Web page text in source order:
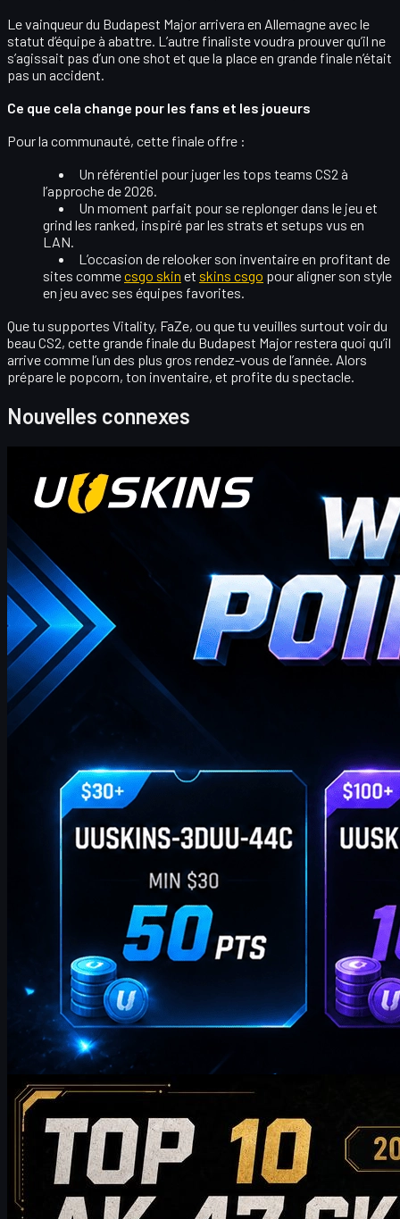
Le vainqueur du Budapest Major arrivera en Allemagne avec le
statut d’équipe à abattre. L’autre finaliste voudra prouver qu’il ne
s’agissait pas d’un one shot et que la place en grande finale n’était
pas un accident.
Ce que cela change pour les fans et les joueurs
Pour la communauté, cette finale offre :
Un référentiel pour juger les tops teams CS2 à
l’approche de 2026.
Un moment parfait pour se replonger dans le jeu et
grind les ranked, inspiré par les strats et setups vus en
LAN.
L’occasion de relooker son inventaire en profitant de
sites commecsgo skin et skins csgo pour aligner son style
en jeu avec ses équipes favorites.
Que tu supportes Vitality, FaZe, ou que tu veuilles surtout voir du
beau CS2, cette grande finale du Budapest Major restera quoi qu’il
arrive commel’un des plus gros rendez-vous de l’année. Alors
prépare le popcorn, ton inventaire, et profite du spectacle.
Nouvelles connexes
Codes de points cadeaux UUSKINS de cette semaine
Les codes bonus hebdomadaires UUSKINS (20-26 avril) offrent
des points cadeaux supplémentaires sur les commandes
éligibles (30 à 1000 $). À échanger dans l'historique des achats.
La plateforme propose plus de 2 millions d'annonces, une
livraison rapide, des transactions sécurisées et des points
automatiques sur les achats. Points supplémentaires via
pointage quotidien, invitations ou codes bonus.
avril 20, 2026
William Miller
Counter-Strike 2mai 19, 2026
Top 10 des skins AK-47 à acheter en 2026 : des
choix économiques aux recommandations pour
collectionneurs
Découvrez le top 10 des skins AK-47 à acheter en 2026, des
options abordables aux choix haut de gamme pour
collectionneurs. Ce guide compare le style, la gamme de prix,